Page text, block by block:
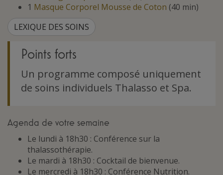
1 Masque Corporel Mousse de Coton (40 min)
LEXIQUE DES SOINS
Points forts
Un programme composé uniquement
de soins individuels Thalasso et Spa.
Agenda de votre semaine
Le lundi à 18h30 : Conférence sur la
thalassothérapie.
Le mardi à 18h30 : Cocktail de bienvenue.
Le mercredi à 18h30 : Conférence Nutrition.